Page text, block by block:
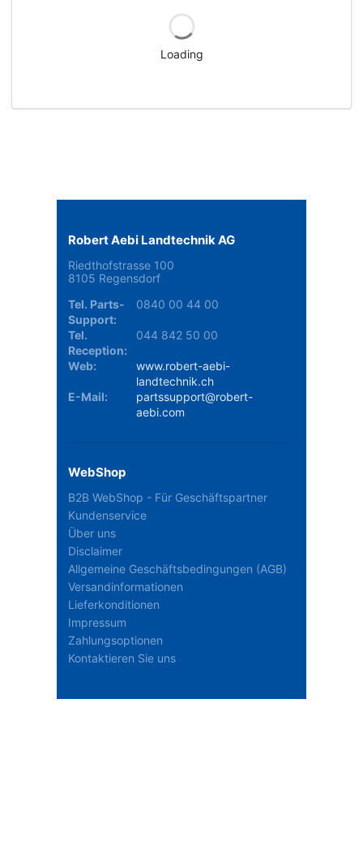
Loading
Robert Aebi Landtechnik AG
Riedthofstrasse 100
8105 Regensdorf
Tel. Parts-
Support:
0840 00 44 00
Tel.
Reception:
044 842 50 00
Web:
www.robert-aebi-
landtechnik.ch
E-Mail:
partssupport@robert-
aebi.com
WebShop
B2B WebShop - Für Geschäftspartner
Kundenservice
Über uns
Disclaimer
Allgemeine Geschäftsbedingungen (AGB)
Versandinformationen
Lieferkonditionen
Impressum
Zahlungsoptionen
Kontaktieren Sie uns